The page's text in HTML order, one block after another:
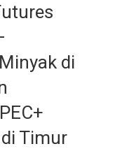
di
Timur